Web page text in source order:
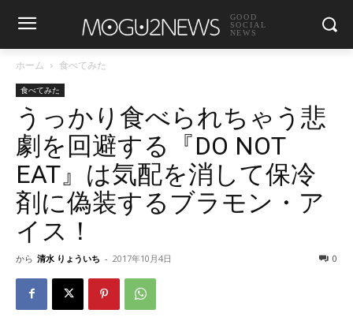
GOOD
SOCIAL
NEWS
ホーム 食べてみた
食べてみた
うっかり食べられちゃう悲
劇を回避する『DO NOT
EAT』は気配を消して保冷
剤に偽装するブラモン・ア
イス！
から 清水 りょういち - 2017年10月4日 0